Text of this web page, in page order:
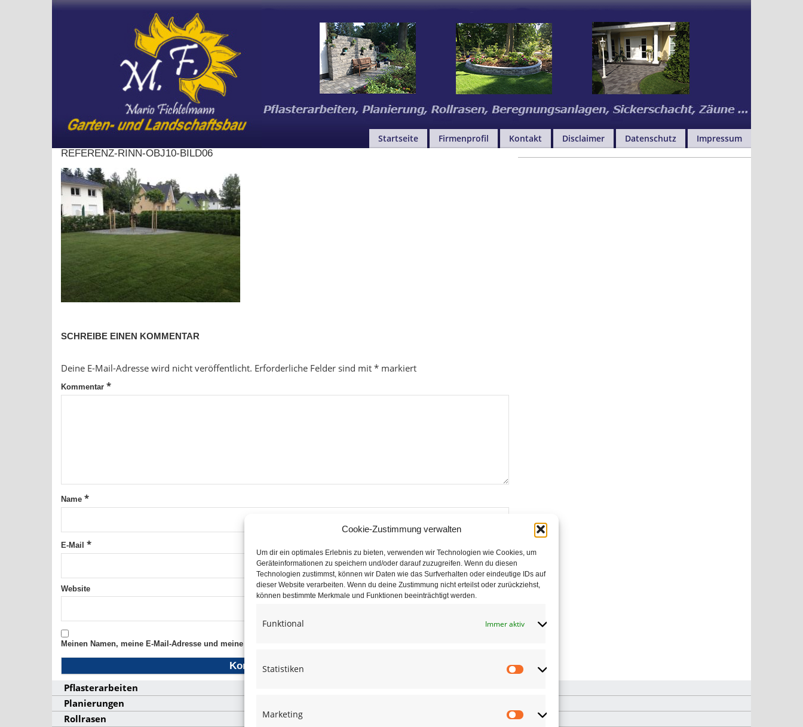
Cookie-Zustimmung verwalten
Um dir ein optimales Erlebnis zu bieten, verwenden wir Technologien wie Cookies, um
Geräteinformationen zu speichern und/oder darauf zuzugreifen. Wenn du diesen
Technologien zustimmst, können wir Daten wie das Surfverhalten oder eindeutige IDs auf
dieser Website verarbeiten. Wenn du deine Zustimmung nicht erteilst oder zurückziehst,
können bestimmte Merkmale und Funktionen beeinträchtigt werden.
Funktional Immer aktiv
Statistiken Statistiken
Marketing Marketing
Startseite Firmenprofil Kontakt Disclaimer Datenschutz
Impressum
REFERENZ-RINN-OBJ10-BILD06
SCHREIBE EINEN KOMMENTAR
Deine E-Mail-Adresse wird nicht veröffentlicht. Erforderliche Felder sind mit * markiert
Kommentar *
Name *
E-Mail *
Website
Meinen Namen, meine E-Mail-Adresse und meine Website in diesem Browser für die nächste Kommentierung speichern.
Pflasterarbeiten
Planierungen
Rollrasen